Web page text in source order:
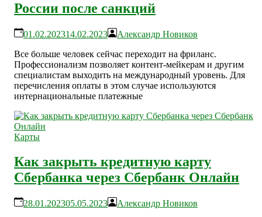
России после санкций
01.02.202314.02.2023
Александр Новиков
Все больше человек сейчас переходит на фриланс.
Профессионализм позволяет контент-мейкерам и другим
специалистам выходить на международный уровень. Для
перечисления оплаты в этом случае используются
интернациональные платежные
Карты
Как закрыть кредитную карту
Сбербанка через Сбербанк Онлайн
28.01.202305.05.2023
Александр Новиков